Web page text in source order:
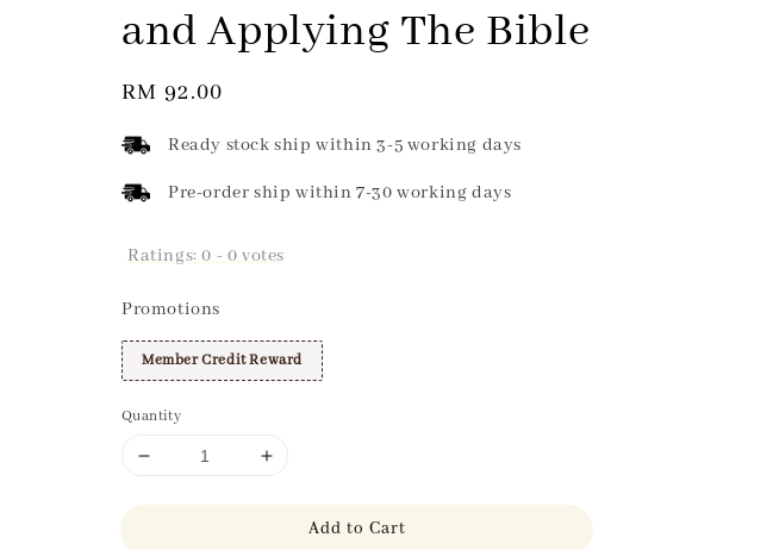
and Applying The Bible
Regular
price
RM 92.00
Ready stock ship within 3-5 working days
Pre-order ship within 7-30 working days
Ratings:0 - 0 votes
Promotions
Member Credit Reward
Quantity
Add to Cart